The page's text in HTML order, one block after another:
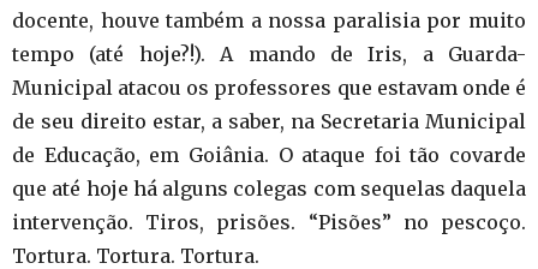
docente, houve também a nossa paralisia por muito
tempo (até hoje?!). A mando de Iris, a Guarda-
Municipal atacou os professores que estavam onde é
de seu direito estar, a saber, na Secretaria Municipal
de Educação, em Goiânia. O ataque foi tão covarde
que até hoje há alguns colegas com sequelas daquela
intervenção. Tiros, prisões. “Pisões” no pescoço.
Tortura. Tortura. Tortura.